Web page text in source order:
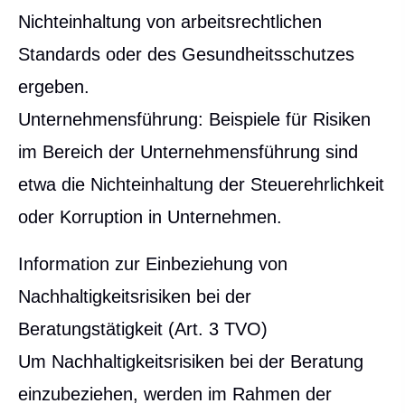
Nichteinhaltung von arbeitsrechtlichen
Standards oder des Gesundheitsschutzes
ergeben.
Unternehmensführung: Beispiele für Risiken
im Bereich der Unternehmensführung sind
etwa die Nichteinhaltung der Steuerehrlichkeit
oder Korruption in Unternehmen.
Information zur Einbeziehung von
Nachhaltigkeitsrisiken bei der
Beratungstätigkeit (Art. 3 TVO)
Um Nachhaltigkeitsrisiken bei der Beratung
einzubeziehen, werden im Rahmen der